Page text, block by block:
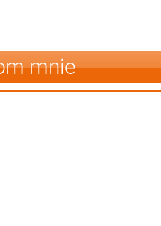
mnie